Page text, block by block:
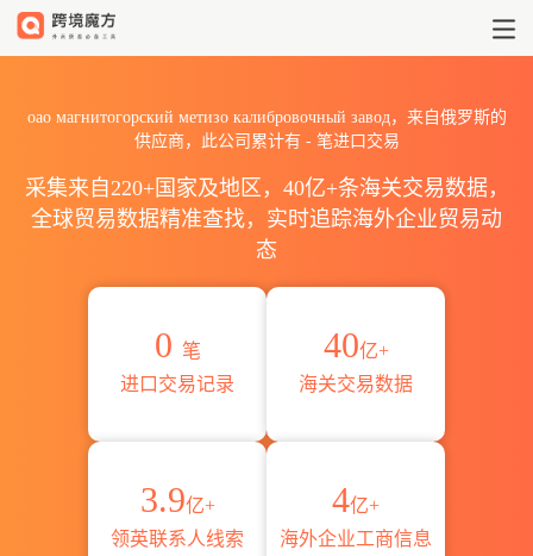
оао магнитогорский метизо калибровочный завод，来自俄罗斯的
供应商，此公司累计有 -笔进口交易
采集来自220+国家及地区，40亿+条海关交易数据，
全球贸易数据精准查找，实时追踪海外企业贸易动
态
0 笔
进口交易记录
40亿+
海关交易数据
3.9亿+
领英联系人线索
4亿+
海外企业工商信息